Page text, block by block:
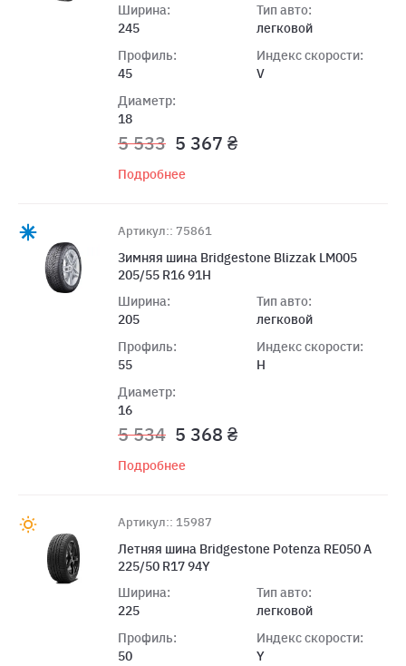
Ширина:
245
Профиль:
45
Диаметр:
18
Тип авто:
легковой
Индекс скорости:
V
5 533 5 367 ₴
Подробнее
Артикул:: 75861
Зимняя шина Bridgestone Blizzak LM005
205/55 R16 91H
Ширина:
205
Профиль:
55
Диаметр:
16
Тип авто:
легковой
Индекс скорости:
H
5 534 5 368 ₴
Подробнее
Артикул:: 15987
Летняя шина Bridgestone Potenza RE050 A
225/50 R17 94Y
Ширина:
225
Профиль:
50
Тип авто:
легковой
Индекс скорости:
Y